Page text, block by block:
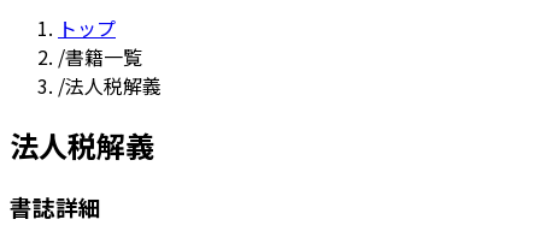
トップ
/書籍一覧
/法人税解義
法人税解義
書誌詳細